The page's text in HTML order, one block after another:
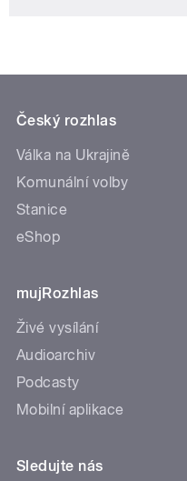
Český rozhlas
Válka na Ukrajině
Komunální volby
Stanice
eShop
mujRozhlas
Živé vysílání
Audioarchiv
Podcasty
Mobilní aplikace
Sledujte nás